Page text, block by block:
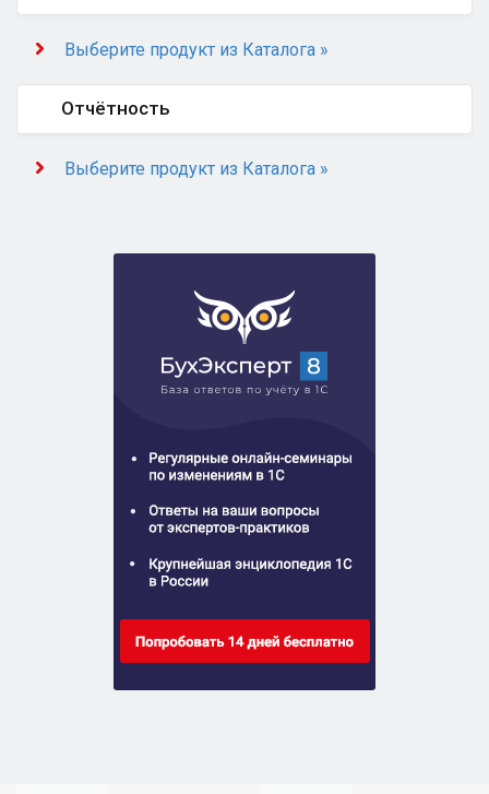
Выберите продукт из Каталога »
Отчётность
Выберите продукт из Каталога »